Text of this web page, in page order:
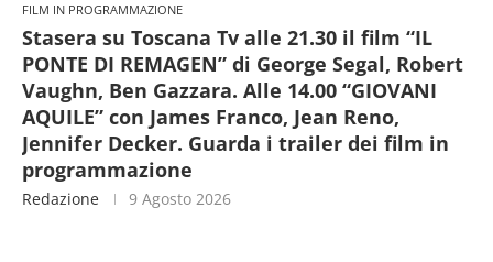
FILM IN PROGRAMMAZIONE
Stasera su Toscana Tv alle 21.30 il film “IL
PONTE DI REMAGEN” di George Segal, Robert
Vaughn, Ben Gazzara. Alle 14.00 “GIOVANI
AQUILE” con James Franco, Jean Reno,
Jennifer Decker. Guarda i trailer dei film in
programmazione
Redazione 9 Agosto 2026